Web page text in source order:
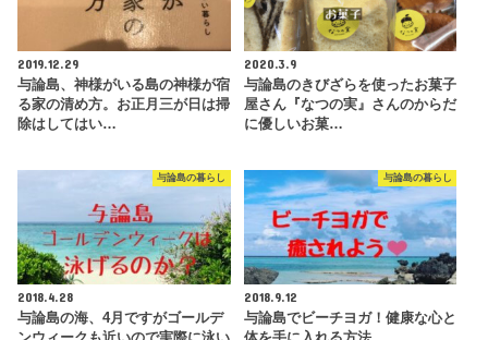
2019.12.29
与論島、神様がいる島の神様が宿
る家の清め方。お正月三が日は掃
除はしてはい…
2020.3.9
与論島のきびざらを使ったお菓子
屋さん『なつの実』さんのからだ
に優しいお菓…
与論島の暮らし
2018.4.28
与論島の海、4月ですがゴールデ
与論島の暮らし
2018.9.12
与論島でビーチヨガ！健康な心と